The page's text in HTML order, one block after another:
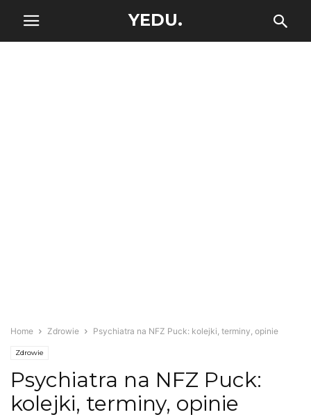
YEDU.
Home Zdrowie Psychiatra na NFZ Puck: kolejki, terminy, opinie
Zdrowie
Psychiatra na NFZ Puck:
kolejki, terminy, opinie